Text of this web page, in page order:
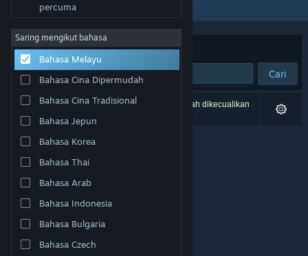
Tentang
Sokongan
Ubah bahasa
Dapatkan Steam Mobile App
Lihat laman web desktop
percuma
Saring mengikut bahasa
Bahasa Melayu
Bahasa Cina Dipermudah
Bahasa Cina Tradisional
Bahasa Jepun
Bahasa Korea
Bahasa Thai
Bahasa Arab
Bahasa Indonesia
Bahasa Bulgaria
Bahasa Czech
Susun mengikut Perkaitan
Cari
0 hasil sepadan dengan carian anda. 2 tajuk telah dikecualikan
berdasarkan pilihan anda.